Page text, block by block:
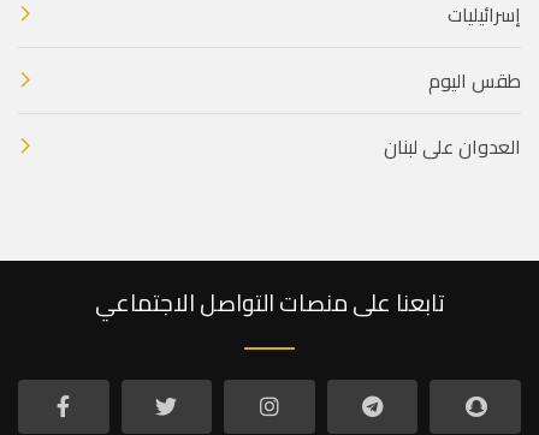
إسرائيليات
طقس اليوم
العدوان على لبنان
تابعنا على منصات التواصل الاجتماعي